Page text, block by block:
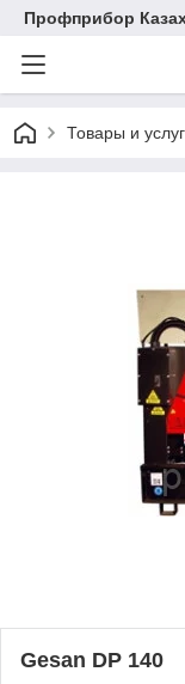
Профприбор
Товары и
Gesan DP 140